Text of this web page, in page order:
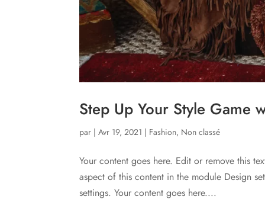
Step Up Your Style Game
par |Avr 19, 2021 | Fashion, Non classé
Your content goes here. Edit or remove this
aspect of this content in the module Design
settings. Your content goes here....